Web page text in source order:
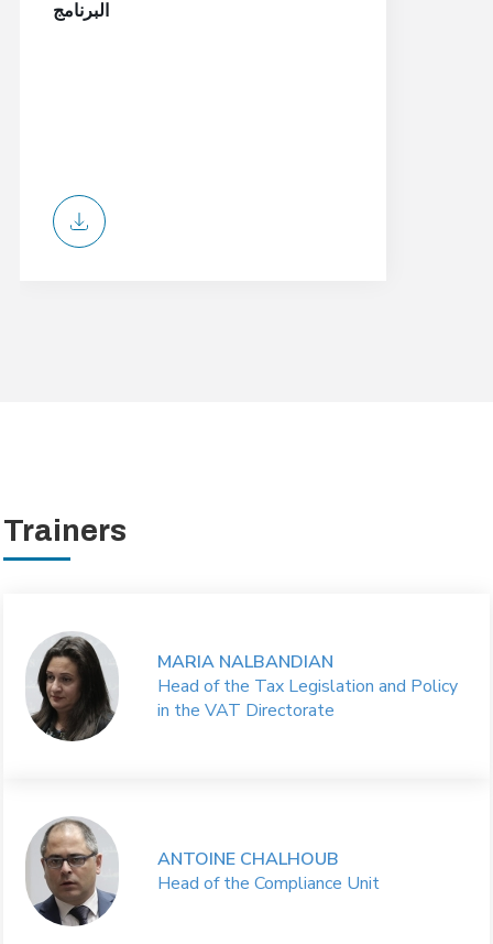
البرنامج
Trainers
MARIA NALBANDIAN
Head of the Tax Legislation and Policy
in the VAT Directorate
ANTOINE CHALHOUB
Head of the Compliance Unit